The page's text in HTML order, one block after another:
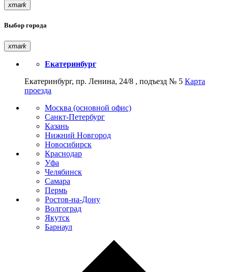
xmark
Выбор города
xmark
Екатеринбург
Екатеринбург, пр. Ленина, 24/8 , подъезд № 5 Карта
проезда
Москва (основной офис)
Санкт-Петербург
Казань
Нижний Новгород
Новосибирск
Краснодар
Уфа
Челябинск
Самара
Пермь
Ростов-на-Дону
Волгоград
Якутск
Барнаул